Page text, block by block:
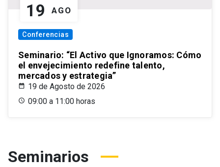
19 AGO
Conferencias
Seminario: “El Activo que Ignoramos: Cómo
el envejecimiento redefine talento,
mercados y estrategia”
19 de Agosto de 2026
09:00 a 11:00 horas
Seminarios